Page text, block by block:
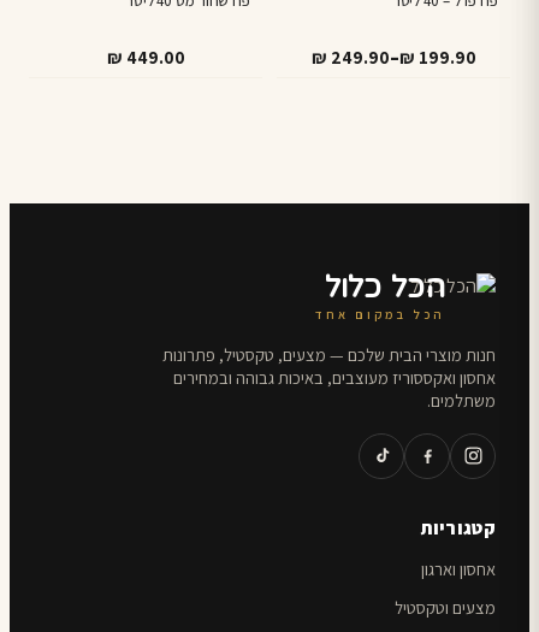
₪ 199.90
–
₪ 249.90
טווח
סוגים.
₪ 449.00
הכל כלול
הכל במקום אחד
חנות מוצרי הבית שלכם — מצעים, טקסטיל, פתרונות
אחסון ואקססוריז מעוצבים, באיכות גבוהה ובמחירים
משתלמים.
קטגוריות
אחסון וארגון
מצעים וטקסטיל